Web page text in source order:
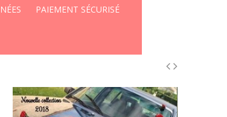
PAIEMENT SÉCURISÉ